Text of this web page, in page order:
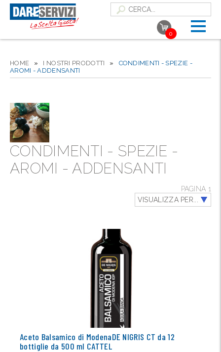
0
HOME » I NOSTRI PRODOTTI » CONDIMENTI - SPEZIE -
AROMI - ADDENSANTI
CONDIMENTI - SPEZIE -
AROMI - ADDENSANTI
PAGINA 1
VISUALIZZA PER...
Aceto Balsamico di ModenaDE NIGRIS CT da 12
bottiglie da 500 ml CATTEL